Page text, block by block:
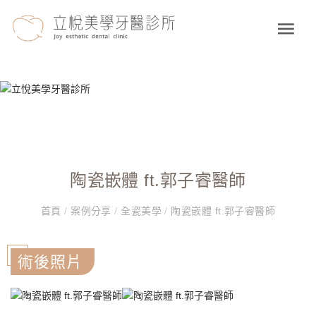
陶瓷嵌體 ft.郭子睿醫師
首頁/ 案例分享/ 全瓷美學/ 陶瓷嵌體 ft.郭子睿醫師
術後照片